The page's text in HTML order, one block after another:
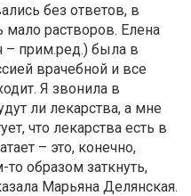
без ответов, в
мало растворов. Елена
– прим.ред.) была в
врачебной и все
Я звонила в
ли лекарства, а мне
что лекарства есть в
– это, конечно,
образом заткнуть,
Марьяна Делянская.